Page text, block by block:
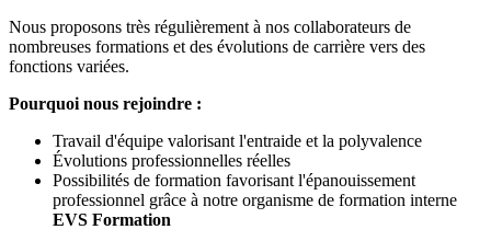
Nous proposons très régulièrement à nos collaborateurs de
nombreuses formations et des évolutions de carrière vers des
fonctions variées.
Pourquoi nous rejoindre :
Travail d'équipe valorisant l'entraide et la polyvalence
Évolutions professionnelles réelles
Possibilités de formation favorisant l'épanouissement
professionnel grâce à notre organisme de formation interne
EVS Formation